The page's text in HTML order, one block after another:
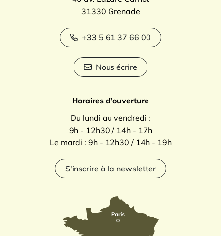
31330 Grenade
+33 5 61 37 66 00
Nous écrire
Horaires d'ouverture
Du lundi au vendredi :
9h - 12h30 / 14h - 17h
Le mardi : 9h - 12h30 / 14h - 19h
S'inscrire à la newsletter